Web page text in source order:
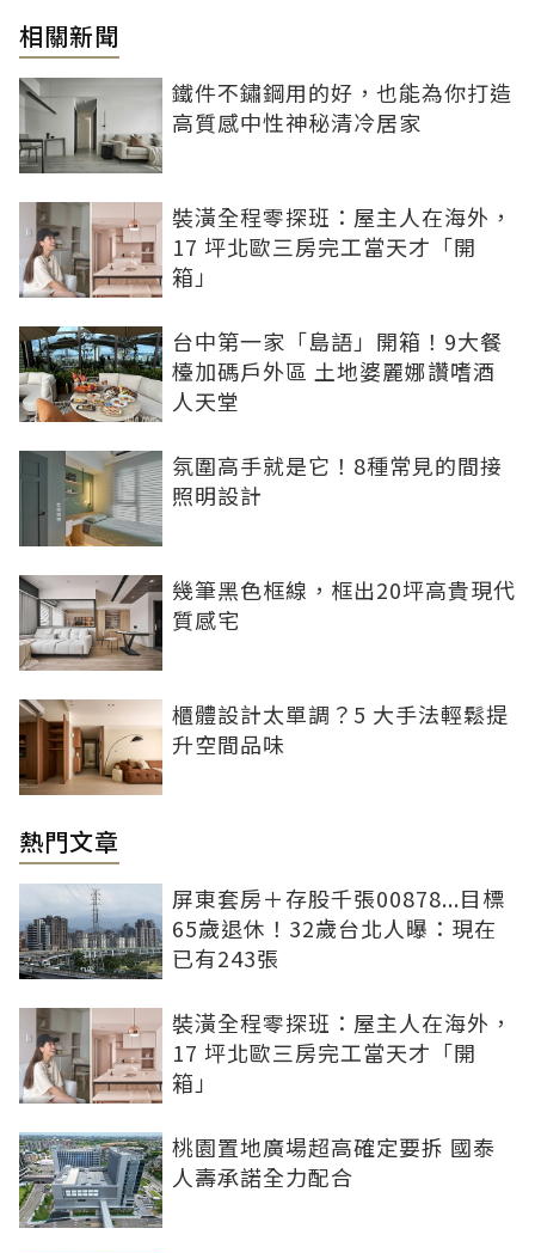
相關新聞
鐵件不鏽鋼用的好，也能為你打造
高質感中性神秘清冷居家
裝潢全程零探班：屋主人在海外，
17 坪北歐三房完工當天才「開
箱」
台中第一家「島語」開箱！9大餐
檯加碼戶外區 土地婆麗娜讚嗜酒
人天堂
氛圍高手就是它！8種常見的間接
照明設計
幾筆黑色框線，框出20坪高貴現代
質感宅
櫃體設計太單調？5 大手法輕鬆提
升空間品味
熱門文章
屏東套房＋存股千張00878...目標
65歲退休！32歲台北人曝：現在
已有243張
裝潢全程零探班：屋主人在海外，
17 坪北歐三房完工當天才「開
箱」
桃園置地廣場超高確定要拆 國泰
人壽承諾全力配合